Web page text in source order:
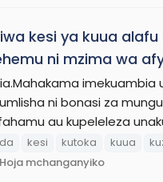
kesi ya kuua
ni mzima wa
imekuambia
ni bonasi za
au kupeleleza
kesi kutoka kuua
mchanganyiko